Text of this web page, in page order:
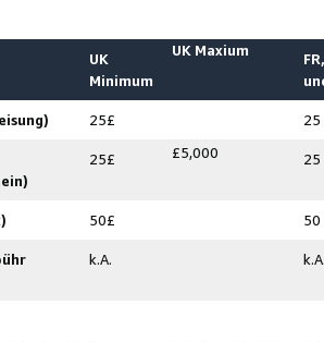
UK
Minimum
UK Maxium
25£ 25
25£ £5,000 25
50£ 50
k.A.